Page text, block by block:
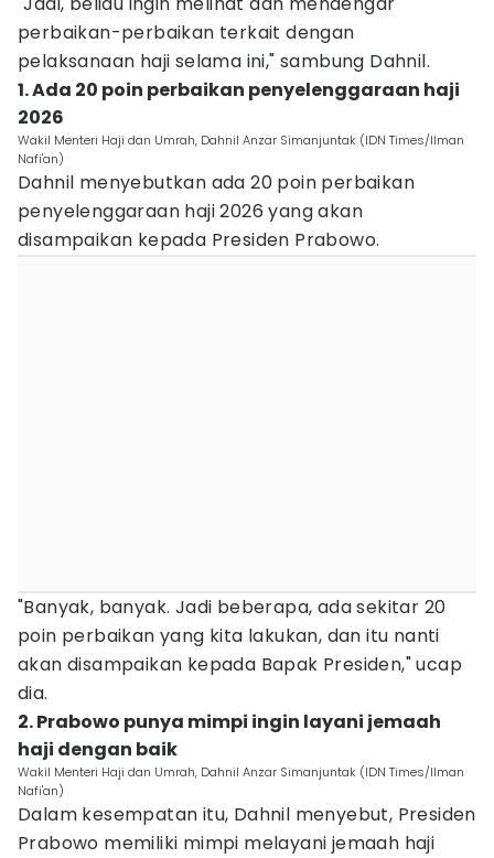
perbaikan-perbaikan terkait dengan
pelaksanaan haji selama ini," sambung Dahnil.
1. Ada 20 poin perbaikan penyelenggaraan haji
2026
Wakil Menteri Haji dan Umrah, Dahnil Anzar Simanjuntak (IDN Times/Ilman
Nafi'an)
Dahnil menyebutkan ada 20 poin perbaikan
penyelenggaraan haji 2026 yang akan
disampaikan kepada Presiden Prabowo.
"Banyak, banyak. Jadi beberapa, ada sekitar 20
poin perbaikan yang kita lakukan, dan itu nanti
akan disampaikan kepada Bapak Presiden," ucap
dia.
2. Prabowo punya mimpi ingin layani jemaah
haji dengan baik
Wakil Menteri Haji dan Umrah, Dahnil Anzar Simanjuntak (IDN Times/Ilman
Nafi'an)
Dalam kesempatan itu, Dahnil menyebut, Presiden
Prabowo memiliki mimpi melayani jemaah haji